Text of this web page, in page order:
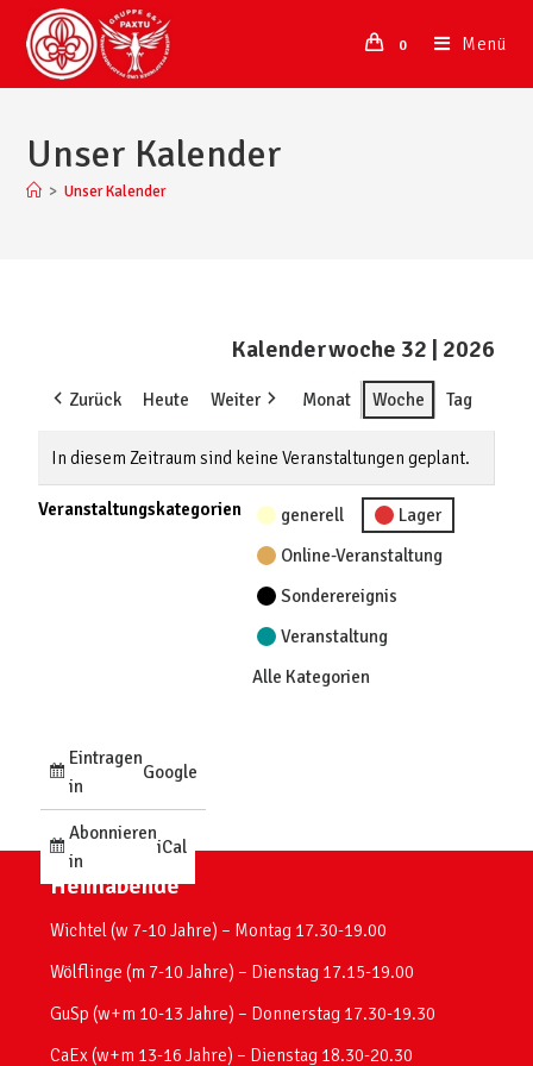
0 Menü
Unser Kalender
> Unser Kalender
Kalenderwoche 32 | 2026
Zurück Heute Weiter Monat Woche Tag
In diesem Zeitraum sind keine Veranstaltungen geplant.
Veranstaltungskategorien generell
Lager
Online-Veranstaltung
Sonderereignis
Veranstaltung
Alle Kategorien
Eintragen
in
Google
Abonnieren
in
iCal
Heimabende
Wichtel (w 7-10 Jahre) – Montag 17.30-19.00
Wölflinge (m 7-10 Jahre) – Dienstag 17.15-19.00
GuSp (w+m 10-13 Jahre) – Donnerstag 17.30-19.30
CaEx (w+m 13-16 Jahre) – Dienstag 18.30-20.30